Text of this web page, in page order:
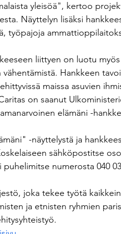
yleisöä", kertoo
Näyttelyn lisäksi
työpajoja
liittyen on luotu
vähentämistä. Hankkeen
maissa asuvien
on saanut
elämäni -
-näyttelystä ja
sähköpostitse
puhelimitse numerosta 040
joka tekee työtä
ja etnisten ryhmien